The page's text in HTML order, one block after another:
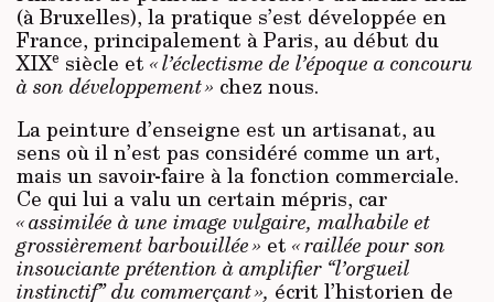
(à Bruxelles), la pratique s’est développée en
France, principalement à Paris, au début du
XIXe siècle et « l’éclectisme de l’époque a concouru
à son développement » chez nous.
La peinture d’enseigne est un artisanat, au
sens où il n’est pas considéré comme un art,
mais un savoir-faire à la fonction commerciale.
Ce qui lui a valu un certain mépris, car
« assimilée à une image vulgaire, malhabile et
grossièrement barbouillée » et « raillée pour son
insouciante prétention à amplifier “l’orgueil
instinctif” du commerçant », écrit l’historien de